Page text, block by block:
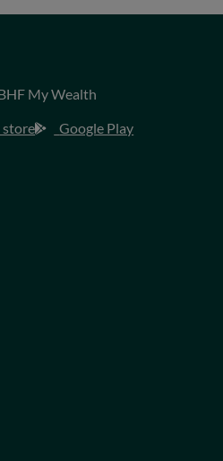
My Wealth
store
Google Play